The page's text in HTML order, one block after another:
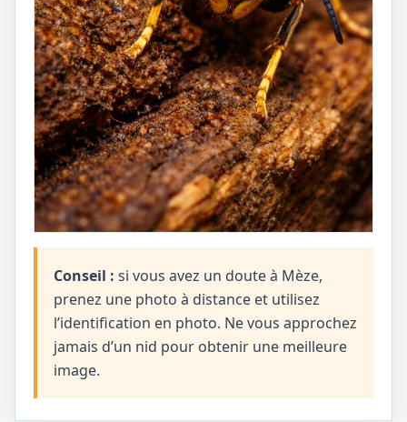
Conseil : si vous avez un doute à Mèze,
prenez une photo à distance et utilisez
l’identification en photo. Ne vous approchez
jamais d’un nid pour obtenir une meilleure
image.